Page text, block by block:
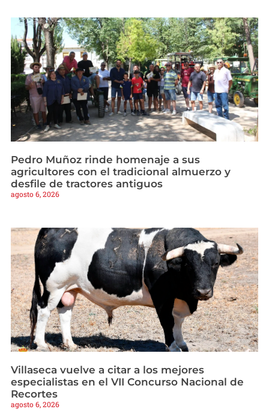
Pedro Muñoz rinde homenaje a sus
agricultores con el tradicional almuerzo y
desfile de tractores antiguos
agosto 6, 2026
Villaseca vuelve a citar a los mejores
especialistas en el VII Concurso Nacional de
Recortes
agosto 6, 2026